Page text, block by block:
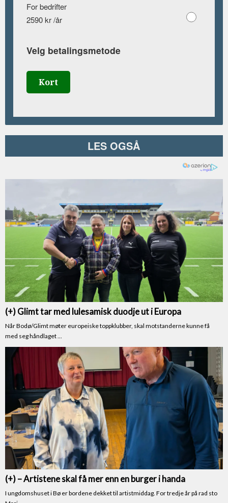
For bedrifter
2590 kr /år
Velg betalingsmetode
Kort
LES OGSÅ